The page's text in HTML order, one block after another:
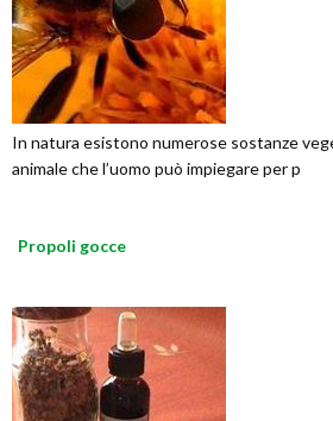
In natura esistono numerose sostanze
animale che l’uomo può impiegare per p
Propoli gocce